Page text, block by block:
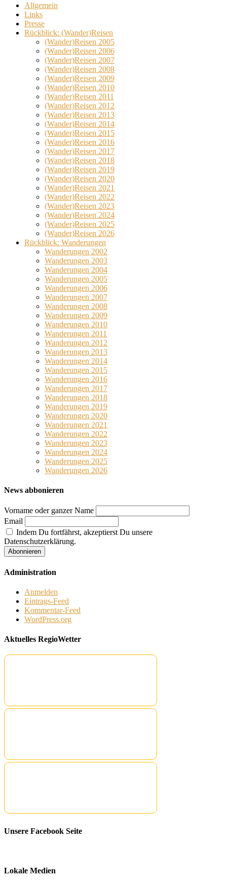
Allgemein
Links
Presse
Rückblick: (Wander)Reisen
(Wander)Reisen 2005
(Wander)Reisen 2006
(Wander)Reisen 2007
(Wander)Reisen 2008
(Wander)Reisen 2009
(Wander)Reisen 2010
(Wander)Reisen 2011
(Wander)Reisen 2012
(Wander)Reisen 2013
(Wander)Reisen 2014
(Wander)Reisen 2015
(Wander)Reisen 2016
(Wander)Reisen 2017
(Wander)Reisen 2018
(Wander)Reisen 2019
(Wander)Reisen 2020
(Wander)Reisen 2021
(Wander)Reisen 2022
(Wander)Reisen 2023
(Wander)Reisen 2024
(Wander)Reisen 2025
(Wander)Reisen 2026
Rückblick: Wanderungen
Wanderungen 2002
Wanderungen 2003
Wanderungen 2004
Wanderungen 2005
Wanderungen 2006
Wanderungen 2007
Wanderungen 2008
Wanderungen 2009
Wanderungen 2010
Wanderungen 2011
Wanderungen 2012
Wanderungen 2013
Wanderungen 2014
Wanderungen 2015
Wanderungen 2016
Wanderungen 2017
Wanderungen 2018
Wanderungen 2019
Wanderungen 2020
Wanderungen 2021
Wanderungen 2022
Wanderungen 2023
Wanderungen 2024
Wanderungen 2025
Wanderungen 2026
News abbonieren
Vorname oder ganzer Name
Email
Indem Du fortfährst, akzeptierst Du unsere
Datenschutzerklärung.
Administration
Anmelden
Eintrags-Feed
Kommentar-Feed
WordPress.org
Aktuelles RegioWetter
Unsere Facebook Seite
Lokale Medien